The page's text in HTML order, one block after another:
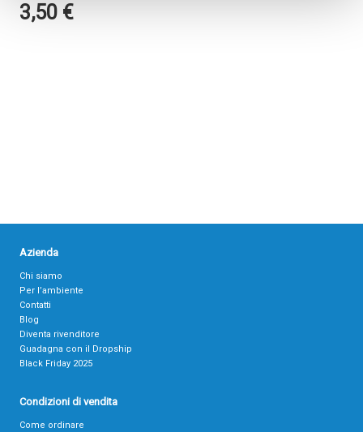
3,50 €
Azienda
Chi siamo
Per l’ambiente
Contatti
Blog
Diventa rivenditore
Guadagna con il Dropship
Black Friday 2025
Condizioni di vendita
Come ordinare